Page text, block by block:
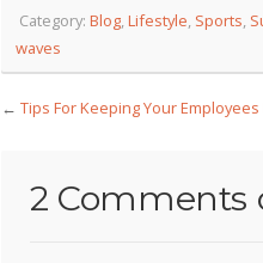
Category: Blog Lifestyle Sports
waves
← Tips For Keeping Your
2 Comments